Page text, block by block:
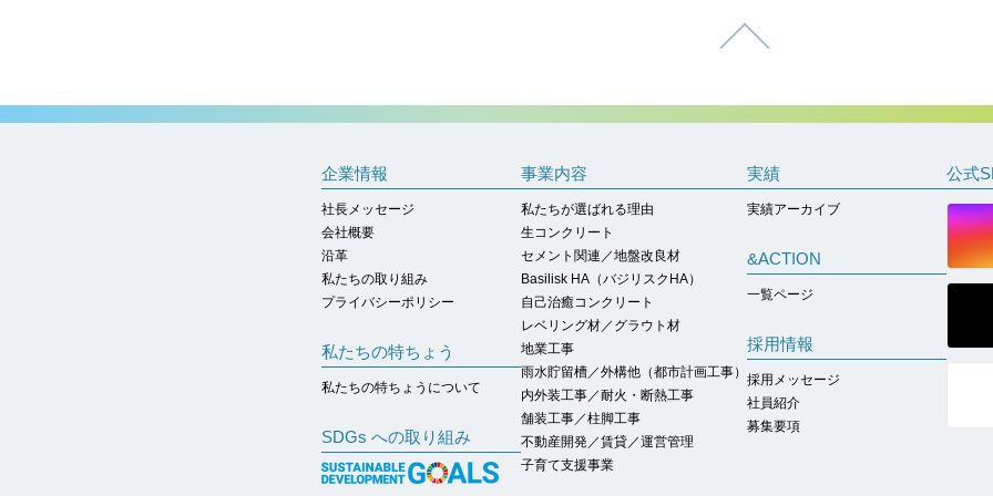
ページトップへ
企業情報
社長メッセージ
会社概要
沿革
私たちの取り組み
プライバシーポリシー
私たちの特ちょう
私たちの特ちょうについて
SDGs への取り組み
事業内容
私たちが選ばれる理由
生コンクリート
セメント関連／地盤改良材
Basilisk HA（バジリスクHA）
自己治癒コンクリート
レベリング材／グラウト材
地業工事
雨水貯留槽／外構他（都市計画工事）
内外装工事／耐火・断熱工事
舗装工事／柱脚工事
不動産開発／賃貸／運営管理
子育て支援事業
実績
実績アーカイブ
&ACTION
一覧ページ
採用情報
採用メッセージ
社員紹介
募集要項
公式